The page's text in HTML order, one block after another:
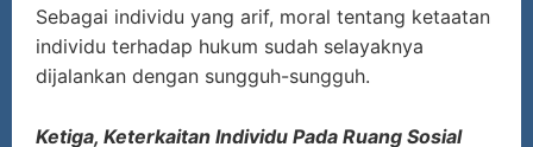
Sebagai individu yang arif, moral tentang ketaatan
individu terhadap hukum sudah selayaknya
dijalankan dengan sungguh-sungguh.
Ketiga, Keterkaitan Individu Pada Ruang Sosial